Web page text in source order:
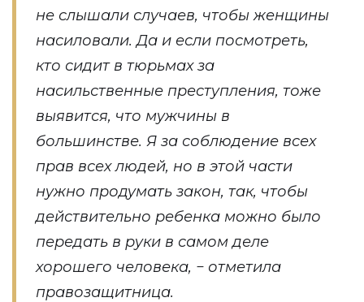
не слышали случаев, чтобы женщины
насиловали. Да и если посмотреть,
кто сидит в тюрьмах за
насильственные преступления, тоже
выявится, что мужчины в
большинстве. Я за соблюдение всех
прав всех людей, но в этой части
нужно продумать закон, так, чтобы
действительно ребенка можно было
передать в руки в самом деле
хорошего человека, − отметила
правозащитница.